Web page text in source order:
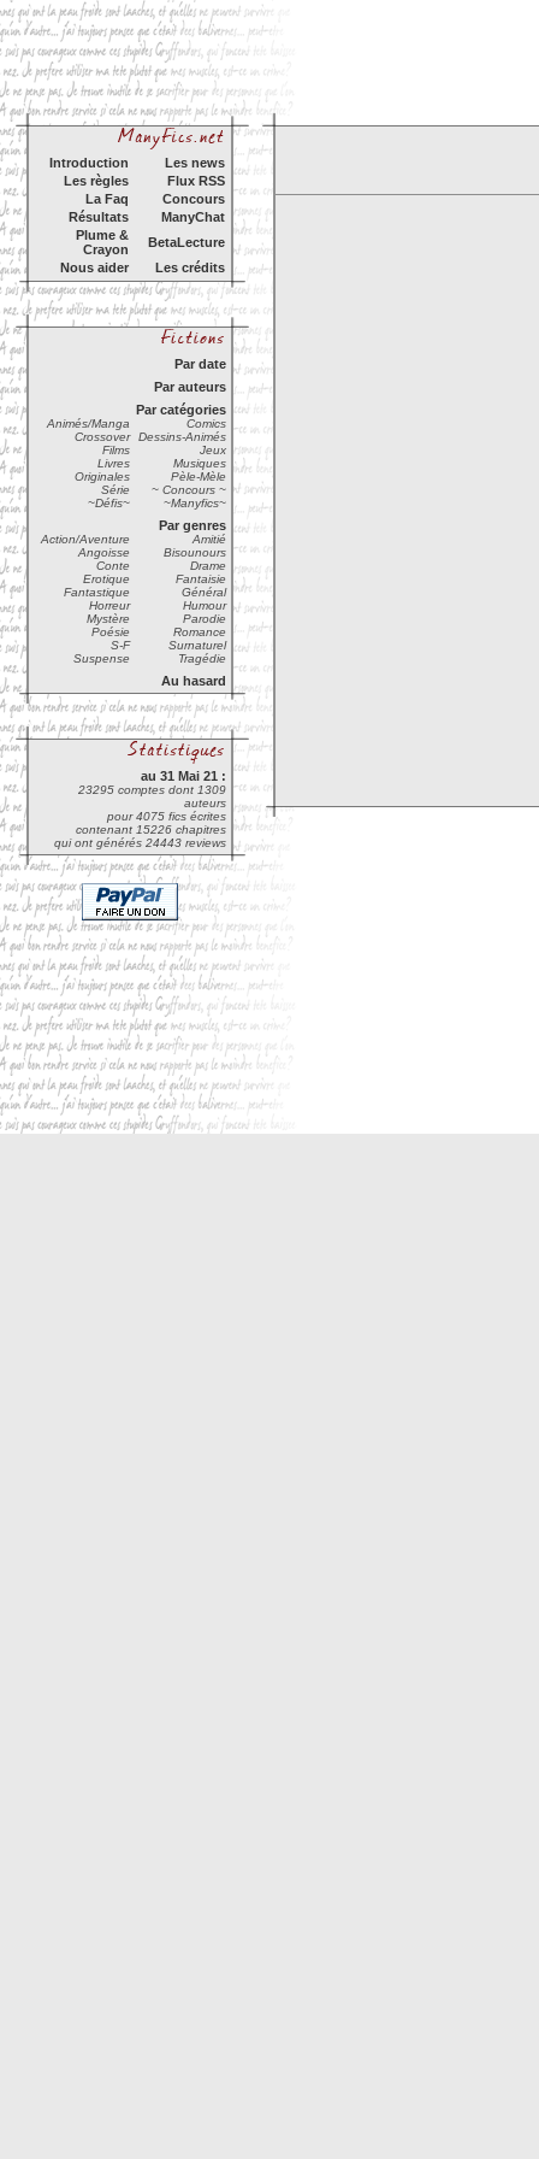
Introduction
Les news
Les règles
Flux RSS
La Faq
Concours
Résultats
ManyChat
Plume &
Crayon
BetaLecture
Nous aider
Les crédits
Par date
Par auteurs
Par catégories
Animés/Manga
Comics
Crossover
Dessins-Animés
Films
Jeux
Livres
Musiques
Originales
Pèle-Mèle
Série
~ Concours ~
~Défis~
~Manyfics~
Par genres
Action/Aventure
Amitié
Angoisse
Bisounours
Conte
Drame
Erotique
Fantaisie
Fantastique
Général
Horreur
Humour
Mystère
Parodie
Poésie
Romance
S-F
Surnaturel
Suspense
Tragédie
Au hasard
au 31 Mai 21 :
23295 comptes dont 1309
auteurs
pour 4075 fics écrites
contenant 15226 chapitres
qui ont générés 24443 reviews